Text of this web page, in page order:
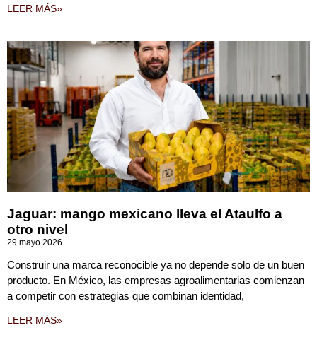
LEER MÁS»
Jaguar: mango mexicano lleva el Ataulfo a
otro nivel
29 mayo 2026
Construir una marca reconocible ya no depende solo de un buen
producto. En México, las empresas agroalimentarias comienzan
a competir con estrategias que combinan identidad,
LEER MÁS»